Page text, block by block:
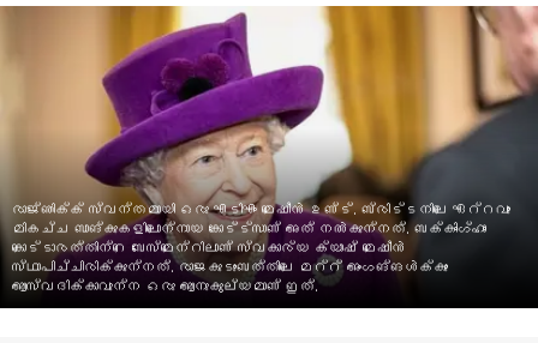
രാജ്ഞിക്ക് സ്വന്തമായി ഒരു എടിഎം മെഷീൻ ഉണ്ട്. ബ്രിട്ടനിലെ ഏറ്റവും
മികച്ച ബാങ്കുകളിലൊന്നായ കോട്ട്സാണ് അത് നൽകുന്നത്. ബക്കിംഗ്ഹാം
കൊട്ടാരത്തിന്റെ ബേസ്മെന്റിലാണ് സ്വകാര്യ ക്യാഷ് മെഷീൻ
സ്ഥാപിച്ചിരിക്കുന്നത്. രാജകുടുംബത്തിലെ മറ്റ് അംഗങ്ങൾക്കും
ആസ്വദിക്കാവുന്ന ഒരു ആനുകൂല്യമാണ് ഇത്.